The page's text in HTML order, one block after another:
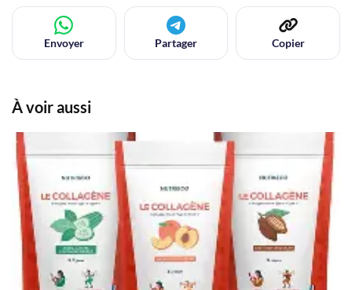
Envoyer Partager Copier
À voir aussi